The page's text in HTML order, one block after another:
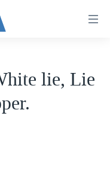
lie, Lie